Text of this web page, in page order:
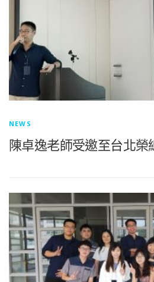
NEWS
陳卓逸老師受邀至台北榮